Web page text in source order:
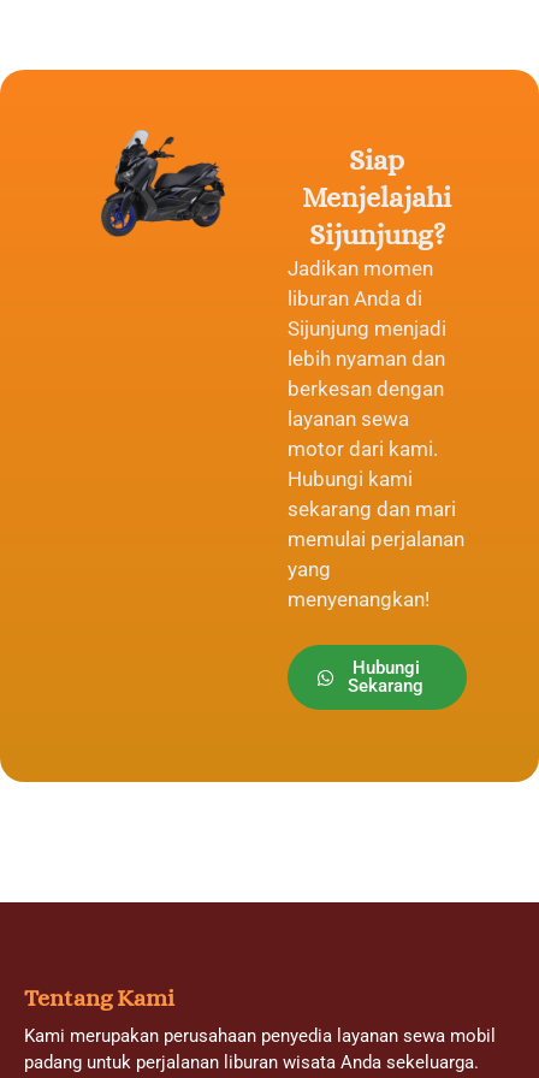
Siap
Menjelajahi
Sijunjung?
Jadikan momen
liburan Anda di
Sijunjung menjadi
lebih nyaman dan
berkesan dengan
layanan sewa
motor dari kami.
Hubungi kami
sekarang dan mari
memulai perjalanan
yang
menyenangkan!
Hubungi
Sekarang
Tentang Kami
Kami merupakan perusahaan penyedia layanan sewa mobil
padang untuk perjalanan liburan wisata Anda sekeluarga.